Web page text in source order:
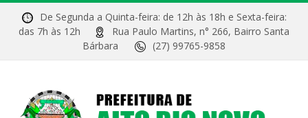
De Segunda a Quinta-feira: de 12h às 18h e Sexta-feira:
das 7h às 12h
Rua Paulo Martins, n° 266, Bairro Santa
Bárbara
(27) 99765-9858